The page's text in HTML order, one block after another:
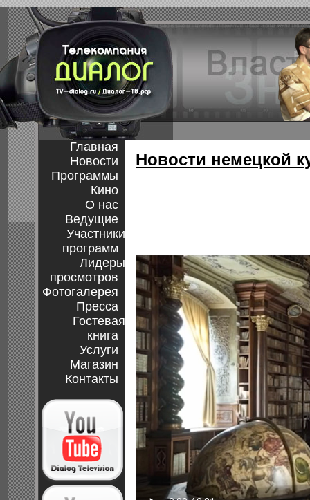
Главная
Новости
Программы
Кино
О нас
Ведущие
Участники
программ
Лидеры
просмотров
Фотогалерея
Пресса
Гостевая
книга
Услуги
Магазин
Контакты
Новости немецкой